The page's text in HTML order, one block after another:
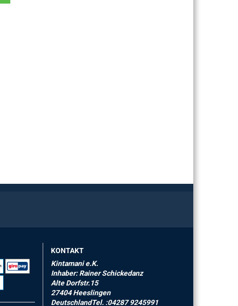
KONTAKT
Kintamani e.K.
Inhaber: Rainer Schickedanz
Alte Dorfstr.15
27404 Heeslingen
DeutschlandTel. :04287 9245991